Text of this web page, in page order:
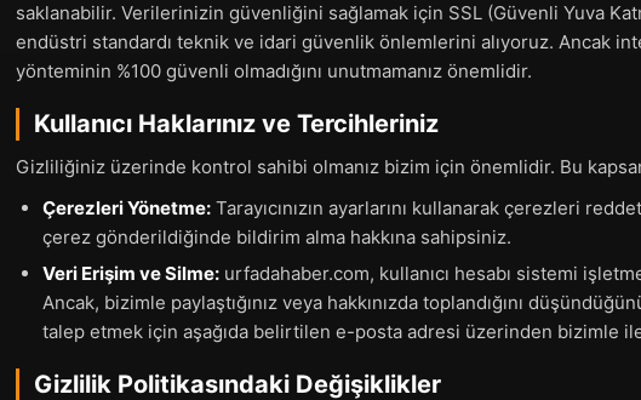
saklanabilir. Verilerinizin güvenliğini sağlamak için SSL (Güvenli Yuva
endüstri standardı teknik ve idari güvenlik önlemlerini alıyoruz. Ancak
yönteminin %100 güvenli olmadığını unutmamanız önemlidir.
Kullanıcı Haklarınız ve Tercihleriniz
Gizliliğiniz üzerinde kontrol sahibi olmanız bizim için önemlidir. Bu
Çerezleri Yönetme: Tarayıcınızın ayarlarını kullanarak çerezleri
çerez gönderildiğinde bildirim alma hakkına sahipsiniz.
Veri Erişim ve Silme: urfadahaber.com, kullanıcı hesabı sistemi
Ancak, bizimle paylaştığınız veya hakkınızda toplandığını
talep etmek için aşağıda belirtilen e-posta adresi üzerinden bizimle
Gizlilik Politikasındaki Değişiklikler